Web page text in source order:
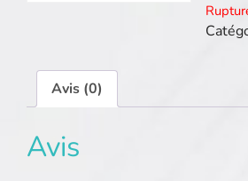
Avis (0)
Avis